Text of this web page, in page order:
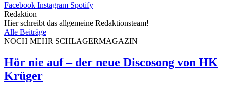
Facebook Instagram Spotify
Redaktion
Hier schreibt das allgemeine Redaktionsteam!
Alle Beiträge
NOCH MEHR SCHLAGERMAGAZIN
Hör nie auf – der neue Discosong von HK
Krüger